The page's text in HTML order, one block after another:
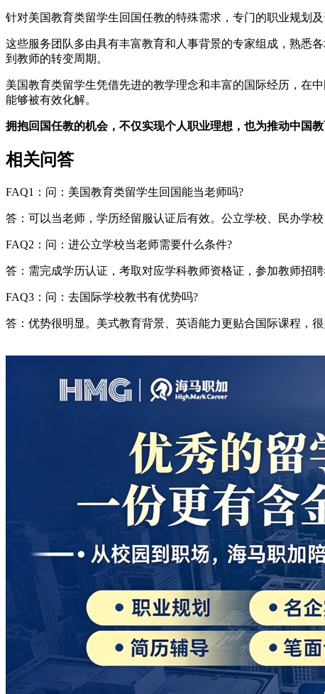
针对美国教育类留学生回国任教的特殊需求，专门的职业规划
这些服务团队多由具有丰富教育和人事背景的专家组成，熟悉
到教师的转变周期。
美国教育类留学生凭借先进的教学理念和丰富的国际经历，在
能够被有效化解。
拥抱回国任教的机会，不仅实现个人职业理想，也为推动中国教
相关问答
FAQ1：问：美国教育类留学生回国能当老师吗?
答：可以当老师，学历经留服认证后有效。公立学校、民办学
FAQ2：问：进公立学校当老师需要什么条件?
答：需完成学历认证，考取对应学科教师资格证，参加教师招
FAQ3：问：去国际学校教书有优势吗?
答：优势很明显。美式教育背景、英语能力更贴合国际课程，